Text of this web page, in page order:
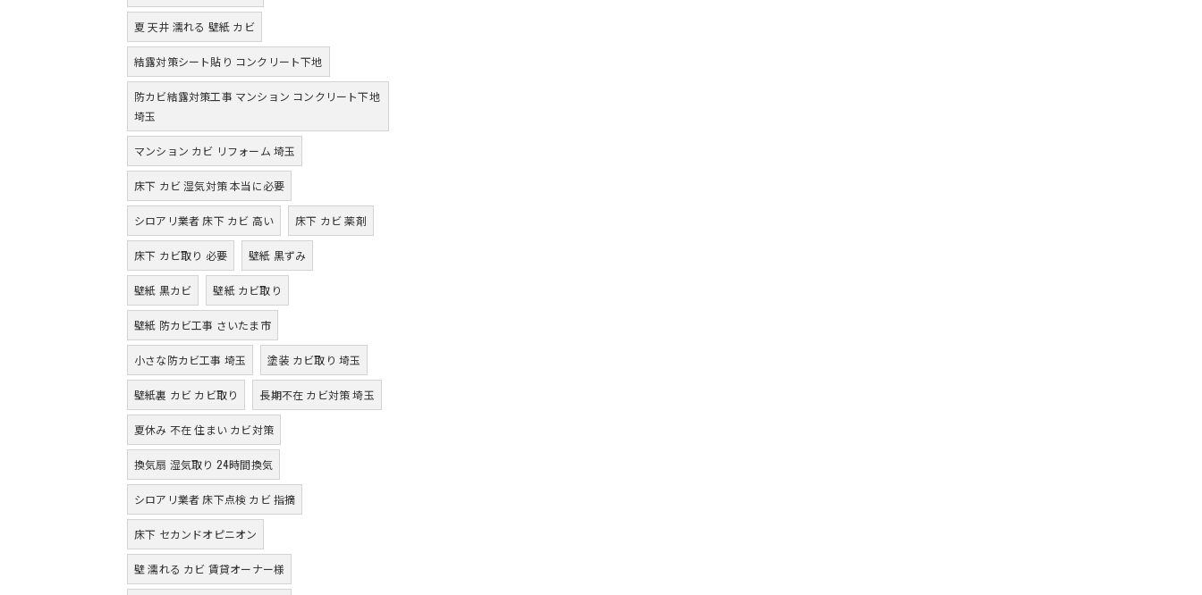
夏 天井 濡れる 壁紙 カビ
結露対策シート貼り コンクリート下地
防カビ結露対策工事 マンション コンクリート下地
埼玉
マンション カビ リフォーム 埼玉
床下 カビ 湿気対策 本当に必要
シロアリ業者 床下 カビ 高い 床下 カビ 薬剤
床下 カビ取り 必要 壁紙 黒ずみ
壁紙 黒カビ 壁紙 カビ取り
壁紙 防カビ工事 さいたま市
小さな防カビ工事 埼玉 塗装 カビ取り 埼玉
壁紙裏 カビ カビ取り 長期不在 カビ対策 埼玉
夏休み 不在 住まい カビ対策
換気扇 湿気取り 24時間換気
シロアリ業者 床下点検 カビ 指摘
床下 セカンドオピニオン
壁 濡れる カビ 賃貸オーナー様